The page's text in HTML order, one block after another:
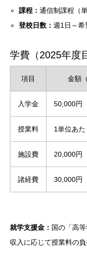
課程：通信制課程（
登校日数：週1日～希
学費（2025年度
項目 金額
入学金 50,000円
授業料 1単位あ
施設費 20,000円
諸経費 30,000円
就学支援金： 国の「高
収入に応じて授業料の負